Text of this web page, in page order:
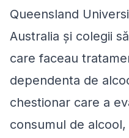
Queensland
Australia și colegii
care faceau
dependenta de
chestionar care a
consumul de